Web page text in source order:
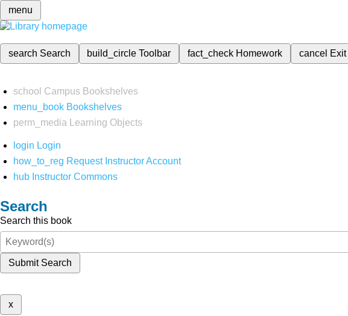
menu
search Search build_circleToolbar fact_check Homework cancel
school Campus Bookshelves
menu_book Bookshelves
perm_media
Learning Objects
login Login
how_to_reg Request Instructor Account
hub Instructor Commons
Search
Search this book
Submit Search
x